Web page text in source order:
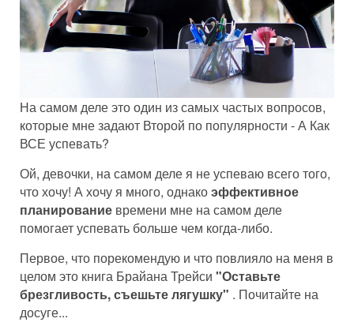
На самом деле это один из самых частых вопросов,
которые мне задают Второй по популярности - А Как
ВСЕ успевать?
Ой, девочки, на самом деле я не успеваю всего того,
что хочу! А хочу я много, однакоэффективное
планирование времени мне на самом деле
помогает успевать больше чем когда-либо.
Первое, что порекомендую и что повлияло на меня в
целом это книга Брайана Трейси "Оставьте
брезгливость, съешьте лягушку" . Почитайте на
досуге...